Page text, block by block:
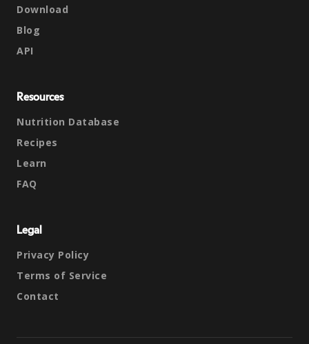
Download
Blog
API
Resources
Nutrition Database
Recipes
Learn
FAQ
Legal
Privacy Policy
Terms of Service
Contact